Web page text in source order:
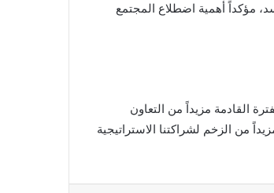
مؤكداً أهمية اضطلاع المجتمع
القادمة مزيداً من التعاون
من الزخم لشراكتنا الاستراتيجية